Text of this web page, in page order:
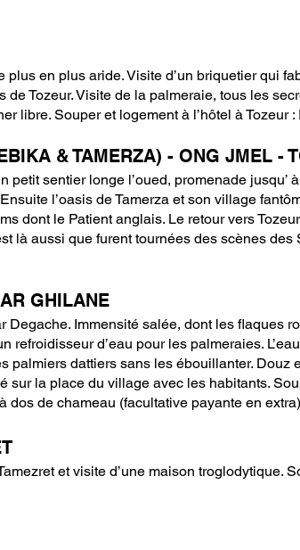
en plus aride. Visite d’un briquetier qui
Tozeur. Visite de la palmeraie, tous les
libre. Souper et logement à l’hôtel à Tozeur
& TAMERZA) - ONG JMEL -
sentier longe l’oued, promenade jusqu’
l’oasis de Tamerza et son village
dont le Patient anglais. Le retour vers
là aussi que furent tournées des scènes des
GHILANE
Immensité salée, dont les flaques
d’eau pour les palmeraies.
palmiers dattiers sans les ébouillanter. Douz
sur la place du village avec les habitants.
de chameau (facultative payante en
et visite d’une maison troglodytique.